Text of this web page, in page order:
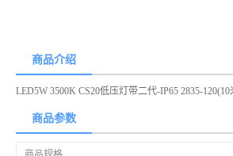
商品介绍
LED5W 3500K CS20低压灯带二代-IP65 2835-120(10
商品参数